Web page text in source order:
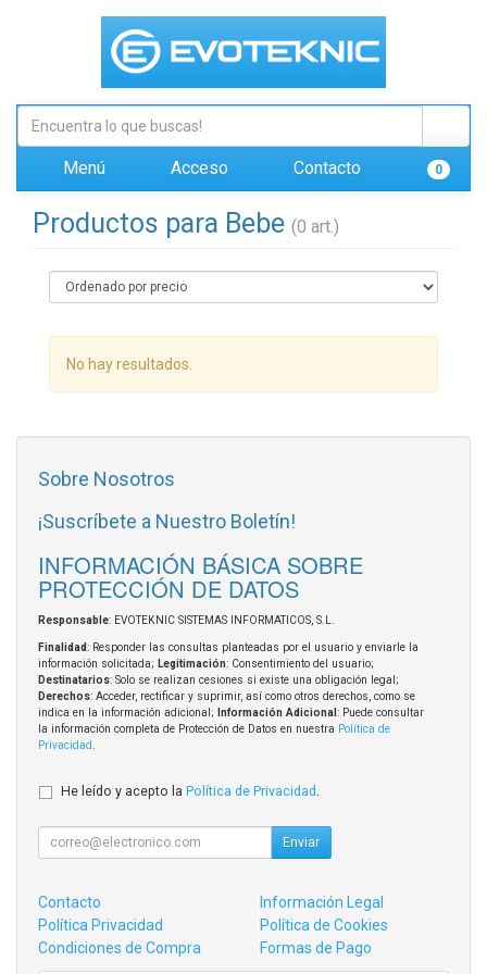
Menú Acceso Contacto 0
Productos para Bebe (0 art.)
No hay resultados.
Sobre Nosotros
¡Suscríbete a Nuestro Boletín!
INFORMACIÓN BÁSICA SOBRE
PROTECCIÓN DE DATOS
Responsable: EVOTEKNIC SISTEMAS INFORMATICOS, S.L.
Finalidad: Responder las consultas planteadas por el usuario y enviarle la
información solicitada; Legitimación: Consentimiento del usuario;
Destinatarios: Solo se realizan cesiones si existe una obligación legal;
Derechos: Acceder, rectificar y suprimir, así como otros derechos, como se
indica en la información adicional;
Información Adicional : Puede consultar
la información completa de Protección de Datos en nuestra Política de
Privacidad
He leído y acepto la Política de Privacidad .
Enviar
Contacto
Información Legal
Política Privacidad
Política de Cookies
Condiciones de Compra
Formas de Pago